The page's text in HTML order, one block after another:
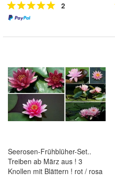
2
Seerosen-Frühblüher-Set..
Treiben ab März aus ! 3
Knollen mit Blättern ! rot / rosa